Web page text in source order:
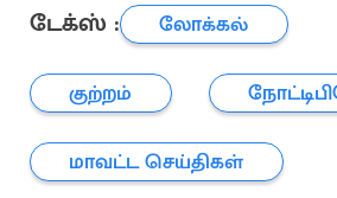
டேக்ஸ் :
லோக்கல்
குற்றம்
மாவட்ட செய்திகள்